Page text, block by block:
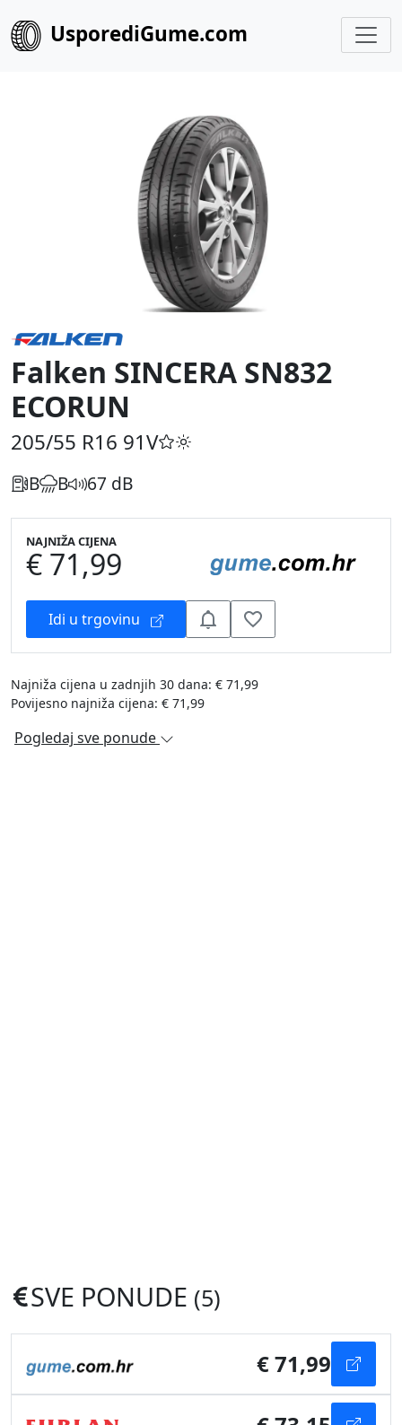
UsporediGume.com
Falken SINCERA SN832
ECORUN
205/55 R16 91V
B B 67 dB
NAJNIŽA CIJENA
€ 71,99
Idi u trgovinu
Najniža cijena u zadnjih 30 dana: € 71,99
Povijesno najniža cijena: € 71,99
Pogledaj sve ponude
SVE PONUDE (5)
€ 71,99